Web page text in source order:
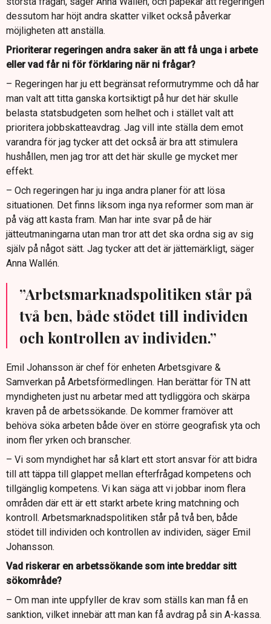
dessutom har höjt andra skatter vilket också påverkar
möjligheten att anställa.
Prioriterar regeringen andra saker än att få unga i arbete
eller vad får ni för förklaring när ni frågar?
– Regeringen har ju ett begränsat reformutrymme och då har
man valt att titta ganska kortsiktigt på hur det här skulle
belasta statsbudgeten som helhet och i stället valt att
prioritera jobbskatteavdrag. Jag vill inte ställa dem emot
varandra för jag tycker att det också är bra att stimulera
hushållen, men jag tror att det här skulle ge mycket mer
effekt.
– Och regeringen har ju inga andra planer för att lösa
situationen. Det finns liksom inga nya reformer som man är
på väg att kasta fram. Man har inte svar på de här
jätteutmaningarna utan man tror att det ska ordna sig av sig
själv på något sätt. Jag tycker att det är jättemärkligt, säger
Anna Wallén.
”Arbetsmarknadspolitiken står på
två ben, både stödet till individen
och kontrollen av individen.”
Emil Johansson är chef för enheten Arbetsgivare &
Samverkan på Arbetsförmedlingen. Han berättar för TN att
myndigheten just nu arbetar med att tydliggöra och skärpa
kraven på de arbetssökande. De kommer framöver att
behöva söka arbeten både över en större geografisk yta och
inom fler yrken och branscher.
– Vi som myndighet har så klart ett stort ansvar för att bidra
till att täppa till glappet mellan efterfrågad kompetens och
tillgänglig kompetens. Vi kan säga att vi jobbar inom flera
områden där ett är ett starkt arbete kring matchning och
kontroll. Arbetsmarknadspolitiken står på två ben, både
stödet till individen och kontrollen av individen, säger Emil
Johansson.
Vad riskerar en arbetssökande som inte breddar sitt
sökområde?
– Om man inte uppfyller de krav som ställs kan man få en
sanktion, vilket innebär att man kan få avdrag på sin A-kassa.